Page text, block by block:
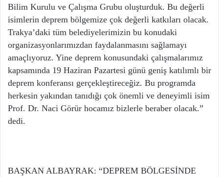
Bilim Kurulu ve Çalışma Grubu oluşturduk. Bu değerli
isimlerin deprem bölgemize çok değerli katkıları olacak.
Trakya’daki tüm belediyelerimizin bu konudaki
organizasyonlarımızdan faydalanmasını sağlamayı
amaçlıyoruz. Yine deprem konusundaki çalışmalarımız
kapsamında 19 Haziran Pazartesi günü geniş katılımlı bir
deprem konferansı gerçekleştireceğiz. Bu programda
herkesin yakından tanıdığı çok önemli ve deneyimli isim
Prof. Dr. Naci Görür hocamız bizlerle beraber olacak.”
dedi.
BAŞKAN ALBAYRAK: “DEPREM BÖLGESİNDE